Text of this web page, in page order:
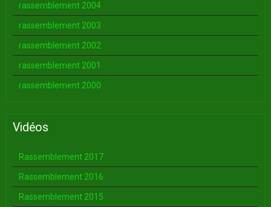
rassemblement 2004
rassemblement 2003
rassemblement 2002
rassemblement 2001
rassemblement 2000
Vidéos
Rassemblement 2017
Rassemblement 2016
Rassemblement 2015